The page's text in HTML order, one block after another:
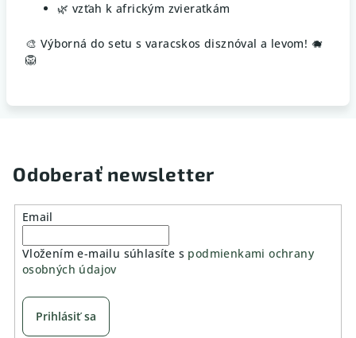
🌿 vzťah k africkým zvieratkám
🎨 Výborná do setu s varacskos disznóval a levom! 🐗
🦁
Odoberať newsletter
Email
Vložením e-mailu súhlasíte s podmienkami ochrany
osobných údajov
Prihlásiť sa